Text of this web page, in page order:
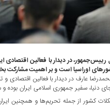
در دیدار با فعالین اقتصادی
اوراسیا است و بر اهمیت مشارکت
عارف در دیدار با فعالین اقتصادی و
دنیا، سفیر جمهوری اسلامی ایران بوده
کشور از جمله تحریم‌ها و همچنین